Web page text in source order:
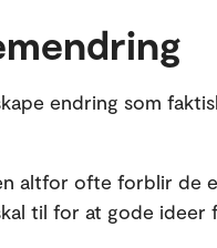
endring som
altfor ofte forblir de
til for at gode ideer